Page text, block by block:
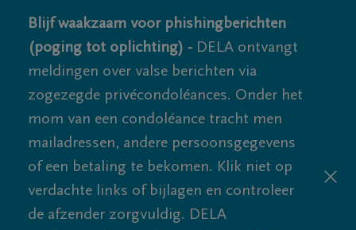
Blijf waakzaam voor phishingberichten
(poging tot oplichting) - DELA ontvangt
meldingen over valse berichten via
zogezegde privécondoléances. Onder het
mom van een condoléance tracht men
mailadressen, andere persoonsgegevens
of een betaling te bekomen. Klik niet op
verdachte links of bijlagen en controleer
de afzender zorgvuldig. DELA